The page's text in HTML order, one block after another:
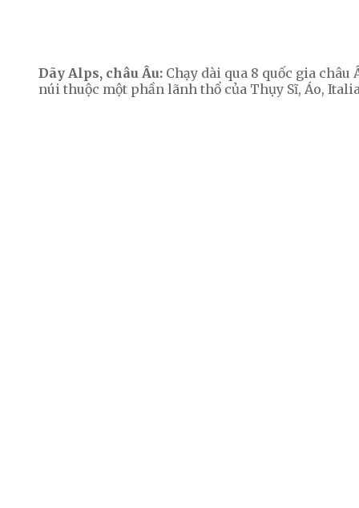
Dãy Alps, châu Âu: Chạy dài qua 8 quốc gia
núi thuộc một phần lãnh thổ của Thụy Sĩ, Áo,